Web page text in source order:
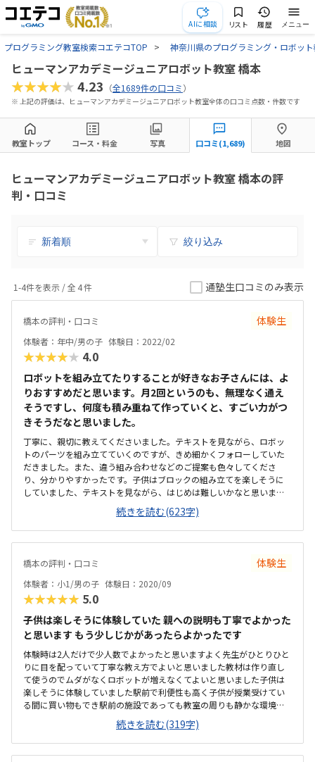
AIに相談 リスト 履歴 メニュー
プログラミング教室検索コエテコTOP 神奈川県のプログラミング・ロボッ
ヒューマンアカデミージュニアロボット教室 橋本
★★★★★4.23 （全1689件の口コミ）
※ 上記の評価は、ヒューマンアカデミージュニアロボット教室全体の口コミ点数・件数です
教室トップ コース・料金 写真 口コミ(1,689) 地図
ヒューマンアカデミージュニアロボット教室 橋本の評
判・口コミ
絞り込み
1-4件を表示 / 全 4件 通塾生口コミのみ表示
橋本の評判・口コミ 体験生
体験者：年中/男の子 体験日：2022/02
★★★★★ 4.0
ロボットを組み立てたりすることが好きなお子さんには、よ
りおすすめだと思います。月2回というのも、無理なく通え
そうですし、何度も積み重ねて作っていくと、すごい力がつ
きそうだなと思いました。
丁寧に、親切に教えてくださいました。テキストを見ながら、ロボッ
トのパーツを組み立てていくのですが、きめ細かくフォローしていた
だきました。また、違う組み合わせなどのご提案も色々してくださ
り、分かりやすかったです。子供はブロックの組み立てを楽しそうに
していました、テキストを見ながら、はじめは難しいかなと思いまし
たが、先生のフォローと、続けていけば段々慣れていくのかなと思い
ました。また、モーターの部分を色々組み立てる事が、考える力がつ
き、更に色々組み立てる事で空間認識能力がとてもつきそうだと思い
ました。私が行った橋本教室は駅前のイオンの中にあり、通いやすい
ンで買い物をしたほうが良さそうです。ソレイユさがみの1室をかりて
使っているので、殺風景な印象はありました。机や椅子は、そこのも
のをかりている感じです。ロボットづくりには集中できそうでした。
他のロボット教室の値段も見ましたが、月2回でこの値段は妥当なのか
なという印象です。はじめにセットを購入するので、そこは少しかか
るかなと思います。先生が丁寧に教えてくださったり、テキストに沿
って作っていくので、基礎的な組み立て方から考える力、想像力、空
間認識能力などつくと思いました。ロボットが動くと、子供はとても
嬉しそうで、ずっと遊んでいました。先生がこうすれば、こういう動
きをするよ、など色々な違う方法も教えてくださったのも良かったで
す。
続きを読む(623字)
橋本の評判・口コミ 体験生
体験者：小1/男の子 体験日：2020/09
★★★★★ 5.0
子供は楽しそうに体験していた 親への説明も丁寧でよかった
と思います もう少しじかがあったらよかったです
体験時は2人だけで少人数でよかったと思いますよく先生がひとりひと
りに目を配っていて丁寧な教え方でよいと思いました教材は作り直し
て使うのでムダがなくロボットが増えなくてよいと思いました子供は
楽しそうに体験していました駅前で利便性も高く子供が授業受けてい
る間に買い物もでき駅前の施設であっても教室の周りも静かな環境で
よいと思いました静かに子供達は集中していて授業をうけておりよい
と思いましたまた子供達は質問しやすい雰囲気でよいと思いました教
材費も高いので月謝はもっと安くして欲しいと思いましたこのまま継
続して6年間通うとなると厳しいと思います子供は初めてのロボット体
続きを読む(319字)